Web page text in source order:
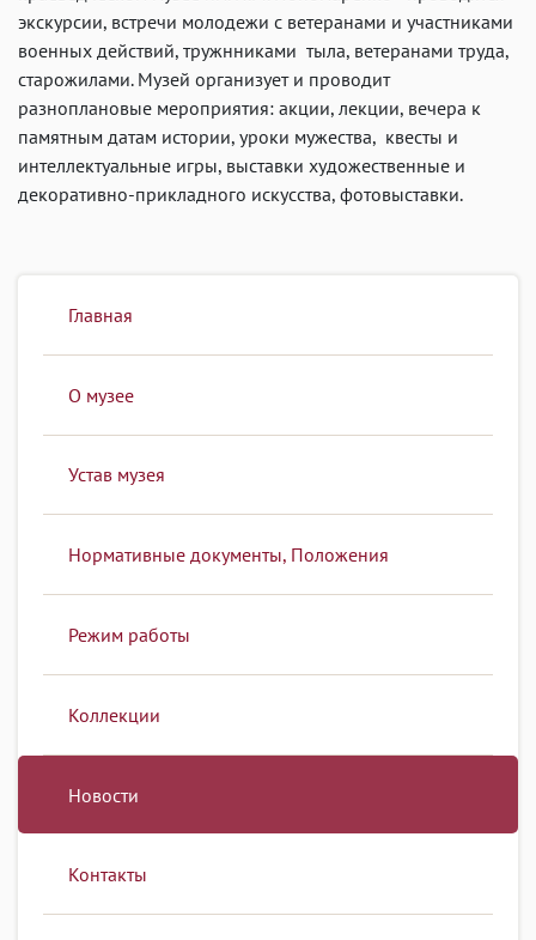
экскурсии, встречи молодежи с ветеранами и участниками
военных действий, тружнниками тыла, ветеранами труда,
старожилами. Музей организует и проводит
разноплановые мероприятия: акции, лекции, вечера к
памятным датам истории, уроки мужества, квесты и
интеллектуальные игры, выставки художественные и
декоративно-прикладного искусства, фотовыставки.
Главная
О музее
Устав музея
Нормативные документы, Положения
Режим работы
Коллекции
Новости
Контакты